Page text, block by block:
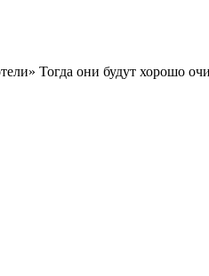
Тогда они будут хорошо